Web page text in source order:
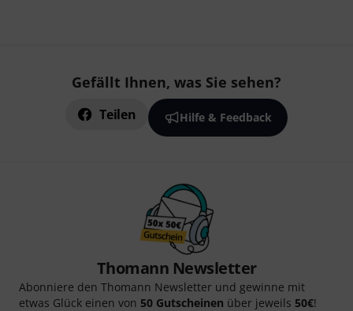
Gefällt Ihnen, was Sie sehen?
Teilen Hilfe & Feedback
Thomann Newsletter
Abonniere den Thomann Newsletter und gewinne mit
etwas Glück einen von 50 Gutscheinen über jeweils 50€!